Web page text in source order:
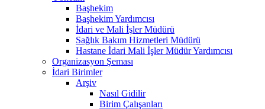
Başhekim
Başhekim Yardımcısı
İdari ve Mali İşler Müdürü
Sağlık Bakım Hizmetleri Müdürü
Hastane İdari Mali İşler Müdür Yardımcısı
Organizasyon Şeması
İdari Birimler
Arşiv
Nasıl Gidilir
Birim Çalışanları